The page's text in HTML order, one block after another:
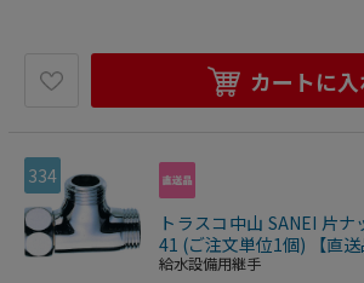
カートに
334
トラスコ中山 SANEI 片
41 (ご注文単位1個) 【直送
給水設備用継手